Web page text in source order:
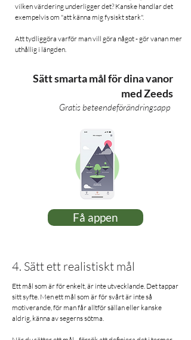
vilken värdering underligger det? Kanske handlar det
exempelvis om "att känna mig fysiskt stark".
Att tydliggöra varför man vill göra något - gör vanan mer
uthållig i längden.
Sätt smarta mål för dina vanor
med Zeeds
Gratis beteendeförändringsapp
Få appen
4. Sätt ett realistiskt mål
Ett mål som är för enkelt, är inte utvecklande. Det tappar
sitt syfte. Men ett mål som är för svårt är inte så
motiverande, för man får alltför sällan eller kanske
aldrig, känna av segerns sötma.